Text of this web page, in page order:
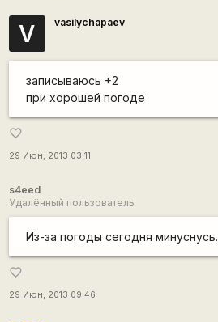
V vasilychapaev
записываюсь +2
при хорошей погоде
favorite_border
29 Июн, 2013 03:11
s4eed
Удалённый пользователь
Из-за погоды сегодня минуснусь.
favorite_border
29 Июн, 2013 09:46